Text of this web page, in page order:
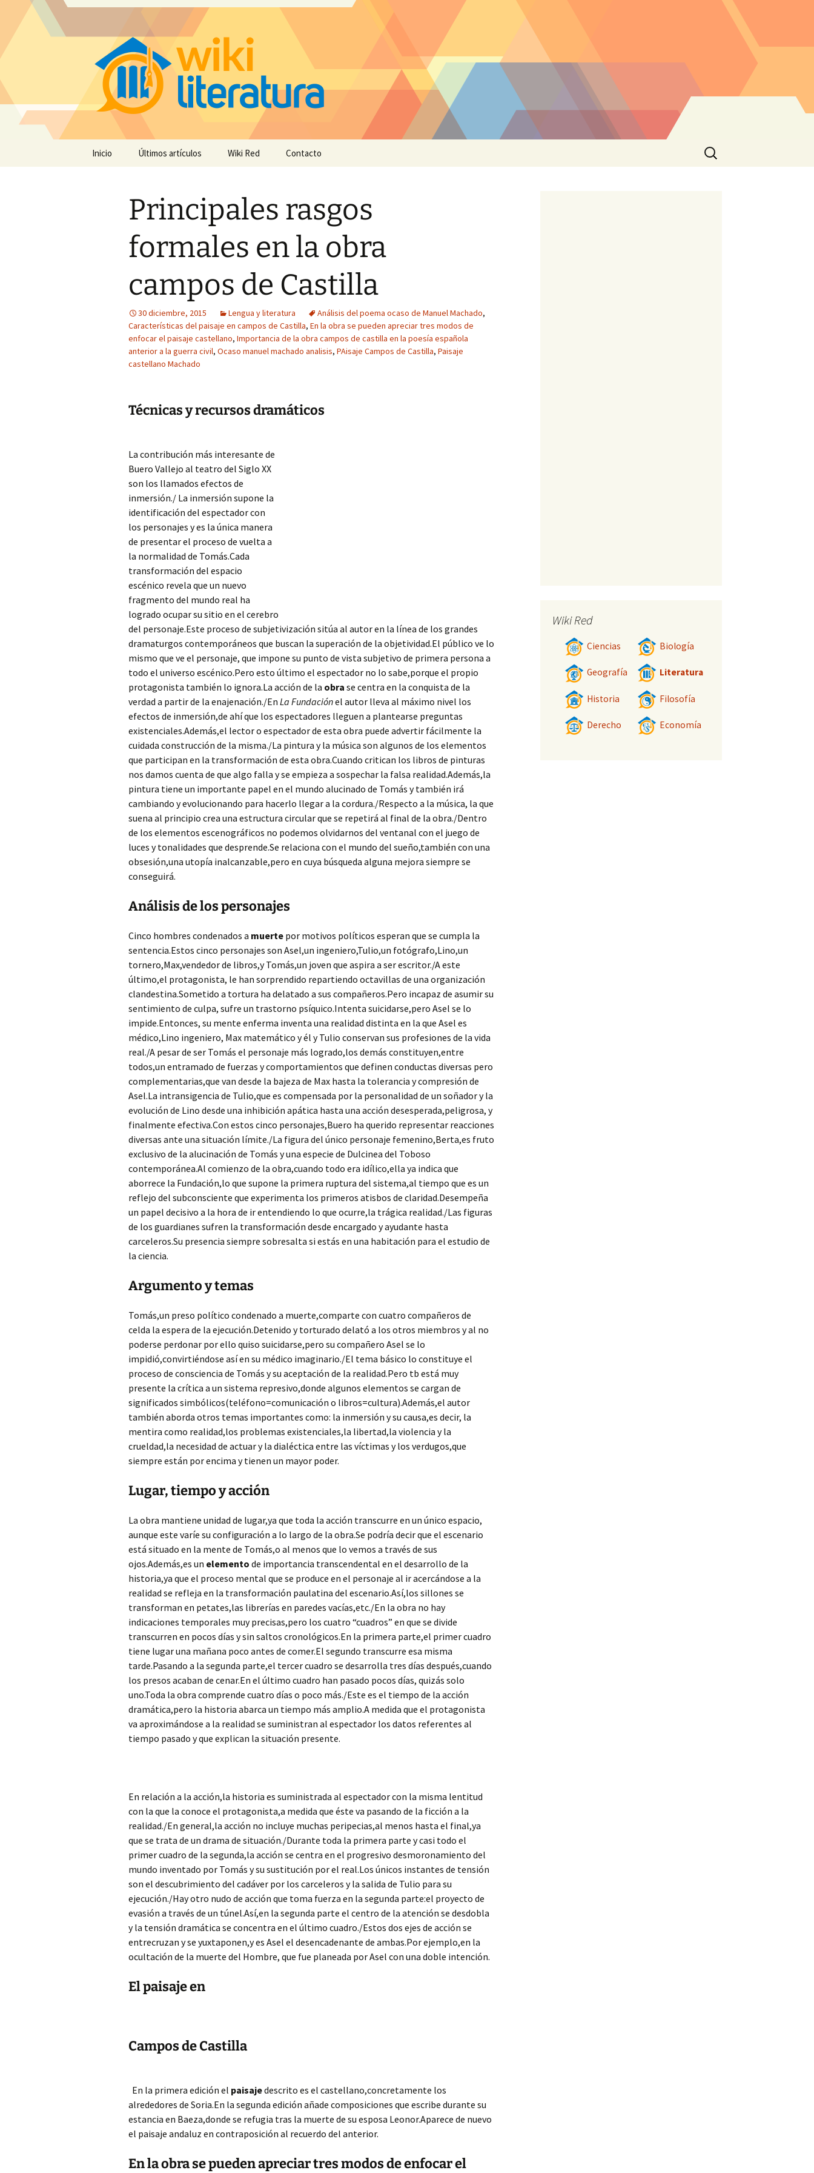
Inicio Últimos artículos Wiki Red Contacto
Buscar:
Principales rasgos
formales en la obra
campos de Castilla
30 diciembre, 2015 Lengua y literatura Análisis del poema ocaso de Manuel Machado,
Características del paisaje en campos de Castilla, En la obra se pueden apreciar tres modos de
enfocar el paisaje castellano, Importancia de la obra campos de castilla en la poesía española
anterior a la guerra civil, Ocaso manuel machado analisis, PAisaje Campos de Castilla, Paisaje
castellano Machado
Técnicas y recursos dramáticos
La contribución más interesante de
Buero Vallejo al teatro del Siglo XX
son los llamados efectos de
inmersión./ La inmersión supone la
identificación del espectador con
los personajes y es la única manera
de presentar el proceso de vuelta a
la normalidad de Tomás.Cada
transformación del espacio
escénico revela que un nuevo
fragmento del mundo real ha
logrado ocupar su sitio en el cerebro
del personaje.Este proceso de subjetivización sitúa al autor en la línea de los grandes
dramaturgos contemporáneos que buscan la superación de la objetividad.El público ve lo
mismo que ve el personaje, que impone su punto de vista subjetivo de primera persona a
todo el universo escénico.Pero esto último el espectador no lo sabe,porque el propio
protagonista también lo ignora.La acción de la obra se centra en la conquista de la
verdad a partir de la enajenación./En La Fundaciónel autor lleva al máximo nivel los
efectos de inmersión,de ahí que los espectadores lleguen a plantearse preguntas
existenciales.Además,el lector o espectador de esta obra puede advertir fácilmente la
cuidada construcción de la misma./La pintura y la música son algunos de los elementos
que participan en la transformación de esta obra.Cuando critican los libros de pinturas
nos damos cuenta de que algo falla y se empieza a sospechar la falsa realidad.Además,la
pintura tiene un importante papel en el mundo alucinado de Tomás y también irá
cambiando y evolucionando para hacerlo llegar a la cordura./Respecto a la música, la que
suena al principio crea una estructura circular que se repetirá al final de la obra./Dentro
de los elementos escenográficos no podemos olvidarnos del ventanal con el juego de
luces y tonalidades que desprende.Se relaciona con el mundo del sueño,también con una
obsesión,una utopía inalcanzable,pero en cuya búsqueda alguna mejora siempre se
conseguirá.
Análisis de los personajes
Cinco hombres condenados a muerte por motivos políticos esperan que se cumpla la
sentencia.Estos cinco personajes son Asel,un ingeniero,Tulio,un fotógrafo,Lino,un
tornero,Max,vendedor de libros,y Tomás,un joven que aspira a ser escritor./A este
último,el protagonista, le han sorprendido repartiendo octavillas de una organización
clandestina.Sometido a tortura ha delatado a sus compañeros.Pero incapaz de asumir su
sentimiento de culpa, sufre un trastorno psíquico.Intenta suicidarse,pero Asel se lo
impide.Entonces, su mente enferma inventa una realidad distinta en la que Asel es
médico,Lino ingeniero, Max matemático y él y Tulio conservan sus profesiones de la vida
real./A pesar de ser Tomás el personaje más logrado,los demás constituyen,entre
todos,un entramado de fuerzas y comportamientos que definen conductas diversas pero
complementarias,que van desde la bajeza de Max hasta la tolerancia y compresión de
Asel.La intransigencia de Tulio,que es compensada por la personalidad de un soñador y la
evolución de Lino desde una inhibición apática hasta una acción desesperada,peligrosa, y
finalmente efectiva.Con estos cinco personajes,Buero ha querido representar reacciones
diversas ante una situación límite./La figura del único personaje femenino,Berta,es fruto
exclusivo de la alucinación de Tomás y una especie de Dulcinea del Toboso
contemporánea.Al comienzo de la obra,cuando todo era idílico,ella ya indica que
aborrece la Fundación,lo que supone la primera ruptura del sistema,al tiempo que es un
reflejo del subconsciente que experimenta los primeros atisbos de claridad.Desempeña
un papel decisivo a la hora de ir entendiendo lo que ocurre,la trágica realidad./Las figuras
de los guardianes sufren la transformación desde encargado y ayudante hasta
carceleros.Su presencia siempre sobresalta si estás en una habitación para el estudio de
la ciencia.
Argumento y temas
Tomás,un preso político condenado a muerte,comparte con cuatro compañeros de
celda la espera de la ejecución.Detenido y torturado delató a los otros miembros y al no
poderse perdonar por ello quiso suicidarse,pero su compañero Asel se lo
impidió,convirtiéndose así en su médico imaginario./El tema básico lo constituye el
proceso de consciencia de Tomás y su aceptación de la realidad.Pero tb está muy
presente la crítica a un sistema represivo,donde algunos elementos se cargan de
significados simbólicos(teléfono=comunicación o libros=cultura).Además,el autor
también aborda otros temas importantes como: la inmersión y su causa,es decir, la
mentira como realidad,los problemas existenciales,la libertad,la violencia y la
crueldad,la necesidad de actuar y la dialéctica entre las víctimas y los verdugos,que
siempre están por encima y tienen un mayor poder.
Lugar, tiempo y acción
La obra mantiene unidad de lugar,ya que toda la acción transcurre en un único espacio,
aunque este varíe su configuración a lo largo de la obra.Se podría decir que el escenario
está situado en la mente de Tomás,o al menos que lo vemos a través de sus
ojos.Además,es un elemento de importancia transcendental en el desarrollo de la
historia,ya que el proceso mental que se produce en el personaje al ir acercándose a la
realidad se refleja en la transformación paulatina del escenario.Así,los sillones se
transforman en petates,las librerías en paredes vacías,etc./En la obra no hay
indicaciones temporales muy precisas,pero los cuatro “cuadros” en que se divide
transcurren en pocos días y sin saltos cronológicos.En la primera parte,el primer cuadro
tiene lugar una mañana poco antes de comer.El segundo transcurre esa misma
tarde.Pasando a la segunda parte,el tercer cuadro se desarrolla tres días después,cuando
los presos acaban de cenar.En el último cuadro han pasado pocos días, quizás solo
uno.Toda la obra comprende cuatro días o poco más./Este es el tiempo de la acción
dramática,pero la historia abarca un tiempo más amplio.A medida que el protagonista
va aproximándose a la realidad se suministran al espectador los datos referentes al
tiempo pasado y que explican la situación presente.
En relación a la acción,la historia es suministrada al espectador con la misma lentitud
con la que la conoce el protagonista,a medida que éste va pasando de la ficción a la
realidad./En general,la acción no incluye muchas peripecias,al menos hasta el final,ya
que se trata de un drama de situación./Durante toda la primera parte y casi todo el
primer cuadro de la segunda,la acción se centra en el progresivo desmoronamiento del
mundo inventado por Tomás y su sustitución por el real.Los únicos instantes de tensión
son el descubrimiento del cadáver por los carceleros y la salida de Tulio para su
ejecución./Hay otro nudo de acción que toma fuerza en la segunda parte:el proyecto de
evasión a través de un túnel.Así,en la segunda parte el centro de la atención se desdobla
y la tensión dramática se concentra en el último cuadro./Estos dos ejes de acción se
entrecruzan y se yuxtaponen,y es Asel el desencadenante de ambas.Por ejemplo,en la
ocultación de la muerte del Hombre, que fue planeada por Asel con una doble intención.
El paisaje en
Campos de Castilla
En la primera edición el paisajedescrito es el castellano,concretamente los
alrededores de Soria.En la segunda edición añade composiciones que escribe durante su
estancia en Baeza,donde se refugia tras la muerte de su esposa Leonor.Aparece de nuevo
el paisaje andaluz en contraposición al recuerdo del anterior.
En la obra se pueden apreciar tres modos de enfocar el
Wiki Red
Ciencias Biología
Geografía Literatura
Historia Filosofía
Derecho Economía